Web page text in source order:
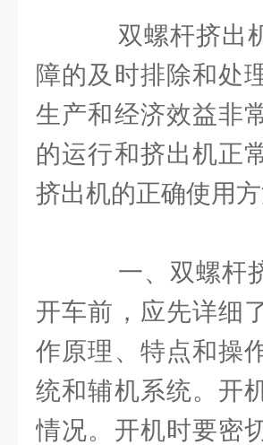
双螺杆挤出
障的及时排除和处
生产和经济效益非
的运行和挤出机正
挤出机的正确使用方
一、双螺杆
开车前，应先详细
作原理、特点和操
统和辅机系统。开
情况。开机时要密